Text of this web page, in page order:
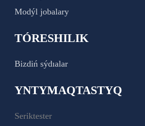
Modýl jobalary
TÓRESHILIK
Bizdiń sýdıalar
YNTYMAQTASTYQ
Seriktester